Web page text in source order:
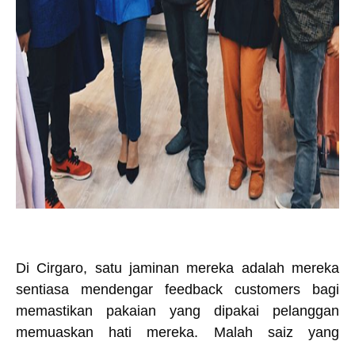
Di Cirgaro, satu jaminan mereka adalah mereka
sentiasa mendengar feedback customers bagi
memastikan pakaian yang dipakai pelanggan
memuaskan hati mereka. Malah saiz yang